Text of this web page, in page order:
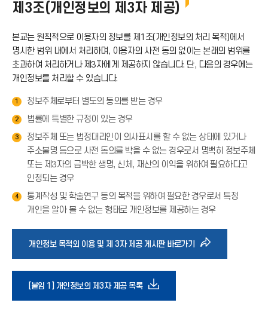
제3조(개인정보의 제3자 제공)
본교는 원칙적으로 이용자의 정보를 제1조(개인정보의 처리 목적)에서
명시한 범위 내에서 처리하며, 이용자의 사전 동의 없이는 본래의 범위를
초과하여 처리하거나 제3자에게 제공하지 않습니다. 단, 다음의 경우에는
개인정보를 처리할 수 있습니다.
1 정보주체로부터 별도의 동의를 받는 경우
2 법률에 특별한 규정이 있는 경우
3
정보주체 또는 법정대리인이 의사표시를 할 수 없는 상태에 있거나
주소불명 등으로 사전 동의를 박을 수 없는 경우로서 명백히 정보주체
또는 제3자의 급박한 생명, 신체, 재산의 이익을 위하여 필요하다고
인정되는 경우
4
통계작성 및 학술연구 등의 목적을 위하여 필요한 경우로서 특정
개인을 알아 볼 수 없는 형태로 개인정보를 제공하는 경우
개인정보 목적외 이용 및 제 3자 제공 게시판 바로가기 바
[붙임 1] 개인정보의 제3자 제공 목록다